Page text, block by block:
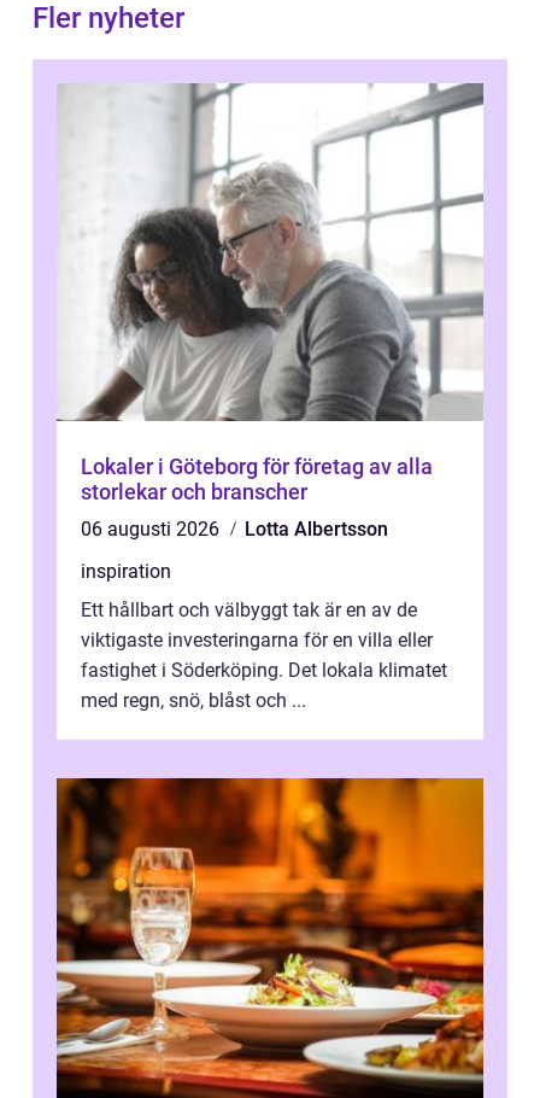
Fler nyheter
Lokaler i Göteborg för företag av alla
storlekar och branscher
06 augusti 2026
Lotta Albertsson
inspiration
Ett hållbart och välbyggt tak är en av de
viktigaste investeringarna för en villa eller
fastighet i Söderköping. Det lokala klimatet
med regn, snö, blåst och ...